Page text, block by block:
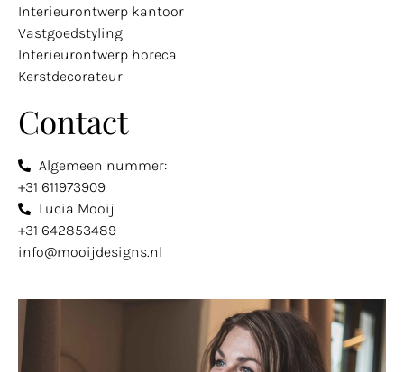
Interieurontwerp kantoor
Vastgoedstyling
Interieurontwerp horeca
Kerstdecorateur
Contact
Algemeen nummer:
+31 611973909
Lucia Mooij
+31 642853489
info@mooijdesigns.nl